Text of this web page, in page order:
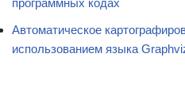
программных кодах
Автоматическое
использованием языка